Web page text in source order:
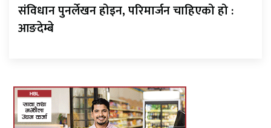
संविधान पुनर्लेखन होइन, परिमार्जन चाहिएको हो :
आङदेम्बे